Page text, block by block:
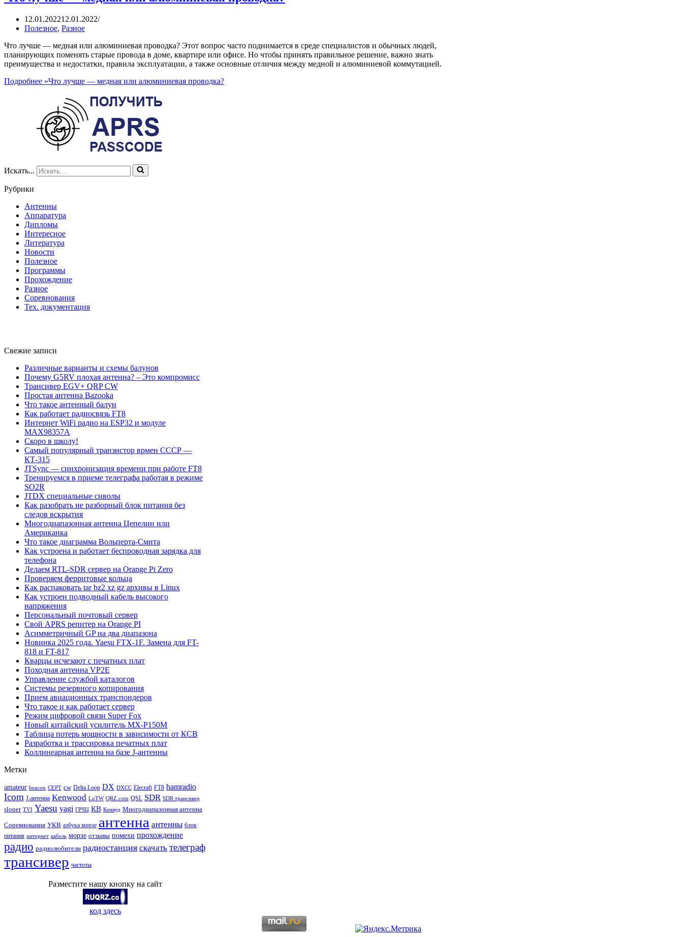
12.01.202212.01.2022
Полезное, Разное
Что лучше — медная или алюминиевая проводка? Этот вопрос часто поднимается в среде специалистов и обычных людей,
планирующих поменять старые провода в доме, квартире или офисе. Но чтобы принять правильное решение, важно знать
преимущества и недостатки, правила эксплуатации, а также основные отличия между медной и алюминиевой коммутацией.
Подробнее »Что лучше — медная или алюминиевая проводка?
Искать...
Рубрики
Антенны
Аппаратура
Дипломы
Интересное
Литература
Новости
Полезное
Программы
Прохождение
Разное
Соревнования
Тех. документация
Свежие записи
Различные варианты и схемы балунов
Почему G5RV плохая антенна? – Это компромисс
Трансивер EGV+ QRP CW
Простая антенна Bazooka
Что такое антенный балун
Как работает радиосвязь FT8
Интернет WiFi радио на ESP32 и модуле
MAX98357A
Скоро в школу!
Самый популярный транзистор врмен СССР —
КТ-315
JTSync — синхронизация времени при работе FT8
Тренируемся в приеме телеграфа работая в режиме
SO2R
JTDX специальные сиволы
Как разобрать не разборный блок питания без
следов вскрытия
Многодиапазонная антенна Цепелин или
Американка
Что такое диаграмма Вольперта-Смита
Как устроена и работает беспроводная зарядка для
телефона
Делаем RTL-SDR сервер на Orange Pi Zero
Проверяем ферритовые кольца
Как распаковать tar bz2 xz gz архивы в Linux
Как устроен подводный кабель высокого
напряжения
Персональный почтовый сервер
Свой APRS репитер на Orange PI
Асимметричный GP на два диапазона
Новинка 2025 года. Yaesu FTX-1F. Замена для FT-
818 и FT-817
Кварцы исчезают с печатных плат
Походная антенна VP2E
Управление службой каталогов
Системы резервного копирования
Прием авиационных транспондеров
Что такое и как работает сервер
Режим цифровой связи Super Fox
Новый китайский усилитель MX-P150M
Таблица потерь мощности в зависимости от КСВ
Разработка и трассировка печатных плат
Коллинеарная антенна на базе J-антенны
Метки
amateur beacon CEPT cw Delta Loop DX DXCC Elecraft FT8 hamradio
Icom J-антенна Kenwood LoTW QRZ.com QSL SDR SDR трансивер
sloper TVI Yaesu yagi ГРЧЦ КВ Кенвуд Многодиапазонная антенна
Соревнования УКВ азбука морзе антенна антенны блок
питания интернет кабель морзе отзывы помехи прохождение
радио радиолюбители радиостанция скачать телеграф
трансивер частоты
Разместите нашу кнопку на сайт
код здесь